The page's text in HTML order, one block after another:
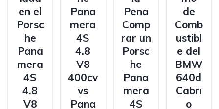
en el
Porsc
he
Pana
mera
4S
4.8
V8
Pana
mera
4S
4.8
V8
400cv
vs
Pana
Pena
Comp
rar un
Porsc
he
Pana
mera
4S
de
Comb
ustibl
e del
BMW
640d
Cabri
o